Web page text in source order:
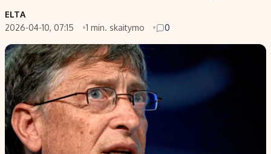
NT ir statybos
Populiarios temos
Investavimas
Akcijų rinka
Saulės elektrinės
Kriptovaliutos
Titulinis
Nedarbo išmokos skaičiuoklė
Indėliai
Indėlių skaičiuoklė
Būsto finansai
ELTA
2026-04-10, 07:15
1 min. skaitymo 0